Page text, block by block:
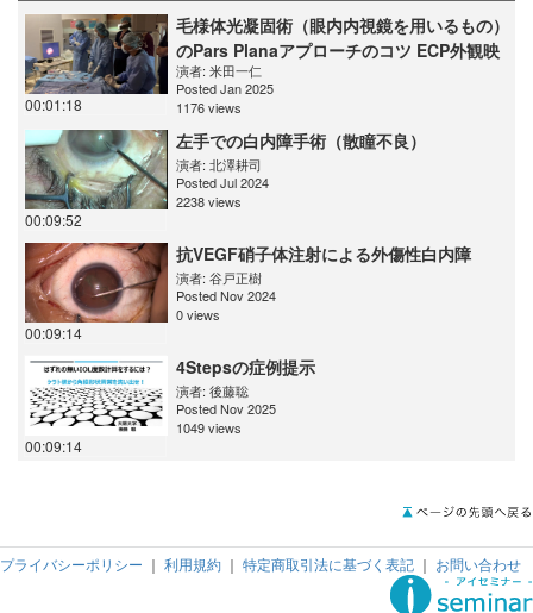
00:01:18
毛様体光凝固術（眼内内視鏡を用いるもの）
のPars Planaアプローチのコツ ECP外観映
像
演者: 米田一仁
Posted Jan 2025
1176 views
00:09:52
左手での白内障手術（散瞳不良）
演者: 北澤耕司
Posted Jul 2024
2238 views
00:09:14
抗VEGF硝子体注射による外傷性白内障
演者: 谷戸正樹
Posted Nov 2024
0 views
00:09:14
4Stepsの症例提示
演者: 後藤聡
Posted Nov 2025
1049 views
プライバシーポリシー ｜ 利用規約 ｜ 特定商取引法に基づく表記 ｜ お問い合わせ